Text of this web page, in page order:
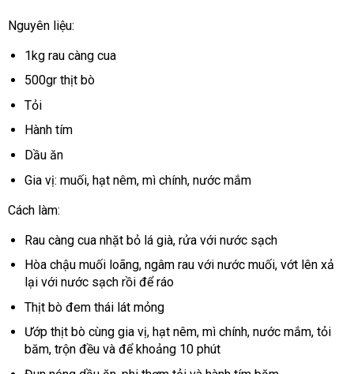
Nguyên liệu:
1kg rau càng cua
500gr thịt bò
Tỏi
Hành tím
Dầu ăn
Gia vị: muối, hạt nêm, mì chính, nước mắm
Cách làm:
Rau càng cua nhặt bỏ lá già, rửa với nước sạch
Hòa chậu muối loãng, ngâm rau với nước muối, vớt lên xả
lại với nước sạch rồi để ráo
Thịt bò đem thái lát mỏng
Ướp thịt bò cùng gia vị, hạt nêm, mì chính, nước mắm, tỏi
băm, trộn đều và để khoảng 10 phút